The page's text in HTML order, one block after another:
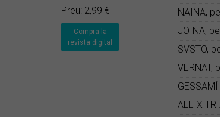
Preu: 2,99 €
Compra la
revista digital
NAINA,
JOINA,
SVSTO,
VERNAT,
ALEIX